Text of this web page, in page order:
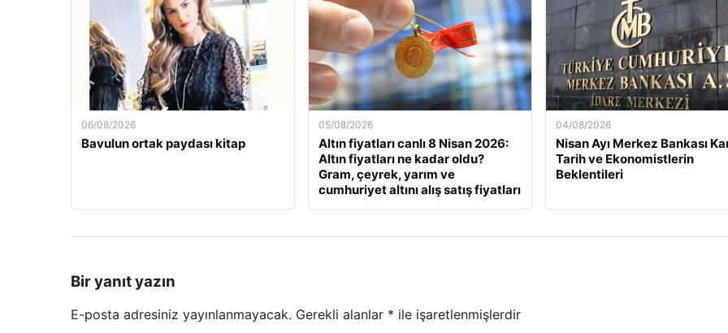
06/08/2026
Bavulun ortak paydası kitap
05/08/2026
Altın fiyatları canlı 8 Nisan 2026:
Altın fiyatları ne kadar oldu?
Gram, çeyrek, yarım ve
cumhuriyet altını alış satış fiyatları
04/08/2026
Nisan Ayı Merkez Bankası
Tarih ve Ekonomistlerin
Beklentileri
Bir yanıt yazın
E-posta adresiniz yayınlanmayacak. Gerekli alanlar * ile işaretlenmişlerdir